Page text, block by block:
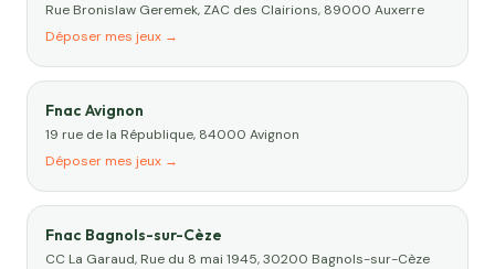
Rue Bronislaw Geremek, ZAC des Clairions, 89000 Auxerre
Déposer mes jeux →
Fnac Avignon
19 rue de la République, 84000 Avignon
Déposer mes jeux →
Fnac Bagnols-sur-Cèze
CC La Garaud, Rue du 8 mai 1945, 30200 Bagnols-sur-Cèze